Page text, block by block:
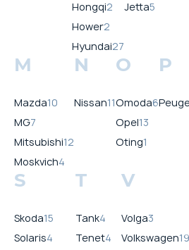
Hongqi2
Hower2
Hyundai27
Jetta5
M
Mazda10
MG7
Mitsubishi12
Moskvich4
N
Nissan11
O
Omoda6
Opel13
Oting1
P
S
Skoda15
Solaris4
T
Tank4
Tenet4
V
Volga3
Volkswagen19